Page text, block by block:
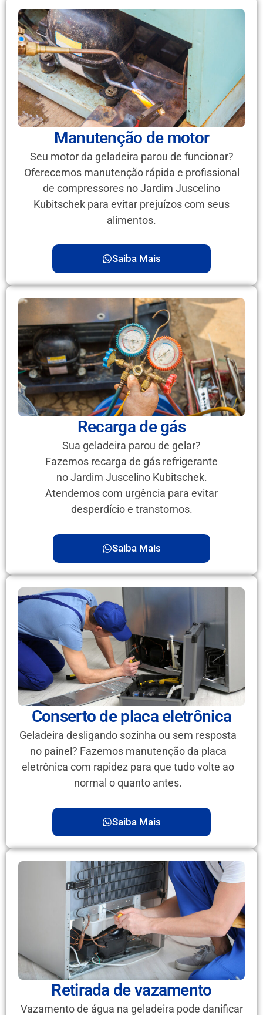
Manutenção de motor
Seu motor da geladeira parou de funcionar?
Oferecemos manutenção rápida e profissional
de compressores no Jardim Juscelino
Kubitschek para evitar prejuízos com seus
alimentos.
Saiba Mais
Recarga de gás
Sua geladeira parou de gelar?
Fazemos recarga de gás refrigerante
no Jardim Juscelino Kubitschek.
Atendemos com urgência para evitar
desperdício e transtornos.
Saiba Mais
Conserto de placa eletrônica
Geladeira desligando sozinha ou sem resposta
no painel? Fazemos manutenção da placa
eletrônica com rapidez para que tudo volte ao
normal o quanto antes.
Saiba Mais
Retirada de vazamento
Vazamento de água na geladeira pode danificar